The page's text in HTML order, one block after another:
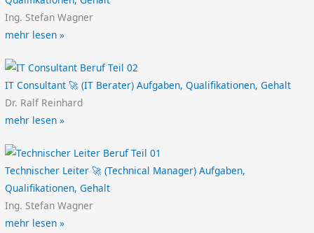
Ing. Stefan Wagner
mehr lesen »
IT Consultant 🚀 (IT Berater) Aufgaben, Qualifikationen, Gehalt
Dr. Ralf Reinhard
mehr lesen »
Technischer Leiter 🚀 (Technical Manager) Aufgaben,
Qualifikationen, Gehalt
Ing. Stefan Wagner
mehr lesen »